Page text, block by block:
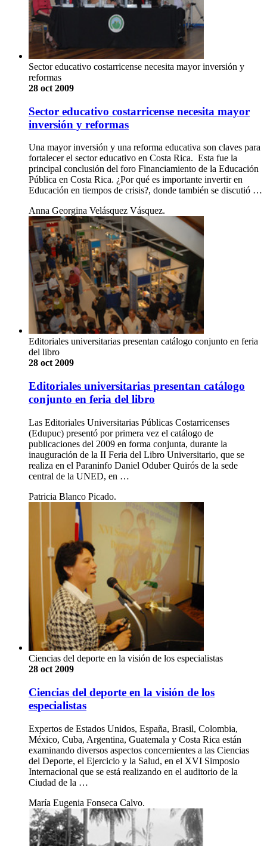
Sector educativo costarricense necesita mayor inversión y
reformas
28 oct 2009
Sector educativo costarricense necesita mayor
inversión y reformas
Una mayor inversión y una reforma educativa son claves para
fortalecer el sector educativo en Costa Rica. Esta fue la
principal conclusión del foro Financiamiento de la Educación
Pública en Costa Rica. ¿Por qué es importante invertir en
Educación en tiempos de crisis?, donde también se discutió …
Anna Georgina Velásquez Vásquez.
Editoriales universitarias presentan catálogo conjunto en feria
del libro
28 oct 2009
Editoriales universitarias presentan catálogo
conjunto en feria del libro
Las Editoriales Universitarias Públicas Costarricenses
(Edupuc) presentó por primera vez el catálogo de
publicaciones del 2009 en forma conjunta, durante la
inauguración de la II Feria del Libro Universitario, que se
realiza en el Paraninfo Daniel Oduber Quirós de la sede
central de la UNED, en …
Patricia Blanco Picado.
Ciencias del deporte en la visión de los especialistas
28 oct 2009
Ciencias del deporte en la visión de los
especialistas
Expertos de Estados Unidos, España, Brasil, Colombia,
México, Cuba, Argentina, Guatemala y Costa Rica están
examinando diversos aspectos concernientes a las Ciencias
del Deporte, el Ejercicio y la Salud, en el XVI Simposio
Internacional que se está realizando en el auditorio de la
Ciudad de la …
María Eugenia Fonseca Calvo.